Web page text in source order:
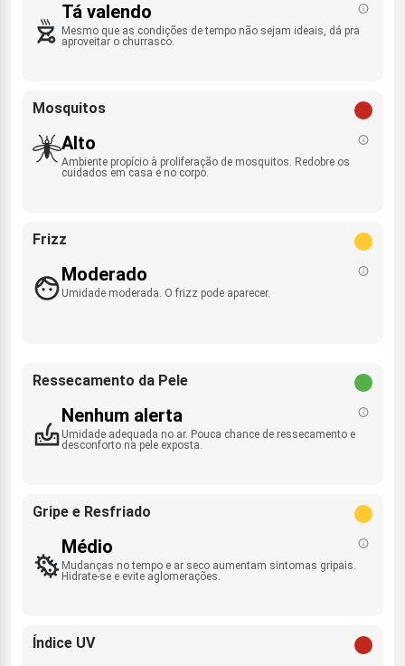
Tá valendo
Mesmo que as condições de tempo não sejam ideais, dá pra
aproveitar o churrasco.
Mosquitos
Alto
Ambiente propício à proliferação de mosquitos. Redobre os
cuidados em casa e no corpo.
Frizz
Moderado
Umidade moderada. O frizz pode aparecer.
Ressecamento da Pele
Nenhum alerta
Umidade adequada no ar. Pouca chance de ressecamento e
desconforto na pele exposta.
Gripe e Resfriado
Médio
Mudanças no tempo e ar seco aumentam sintomas gripais.
Hidrate-se e evite aglomerações.
Índice UV